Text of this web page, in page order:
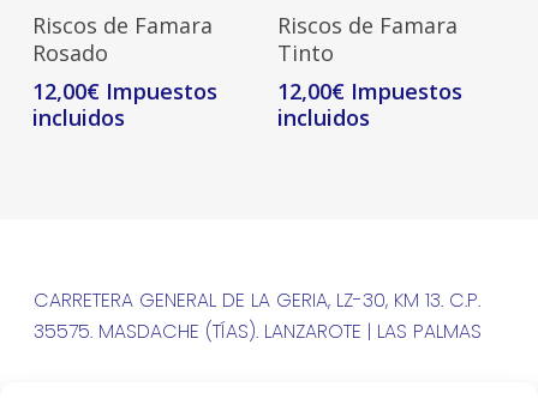
Leer Más
Riscos de Famara
Rosado
12,00€
Leer Más
Riscos de Famara
Tinto
12,00€
CARRETERA GENERAL DE LA GERIA, LZ-30, KM 13. C.P.
35575. MASDACHE (TÍAS). LANZAROTE | LAS PALMAS